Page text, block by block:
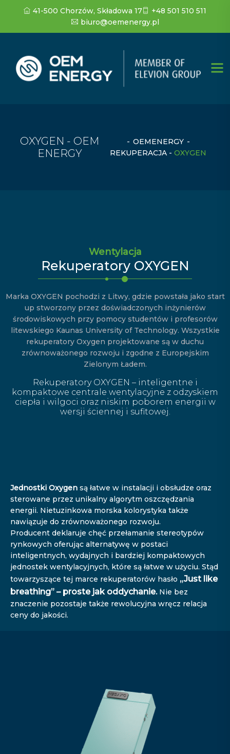
41-500 Chorzów, Składowa 17
+48 501 510 511
biuro@oemenergy.pl
OXYGEN - OEM
ENERGY
- OEMENERGY -
REKUPERACJA -OXYGEN
Wentylacja
Rekuperatory OXYGEN
Marka OXYGEN pochodzi z Litwy, gdzie powstała jako start
up stworzony przez doświadczonych inżynierów
środowiskowych przy pomocy studentów i profesorów
litewskiego Kaunas University of Technology. Wszystkie
rekuperatory Oxygen projektowane są w duchu
zrównoważonego rozwoju i zgodne z Europejskim
Zielonym Ładem.
Rekuperatory OXYGEN – inteligentne i
kompaktowe centrale wentylacyjne z odzyskiem
ciepła i wilgoci oraz niskim poborem energii w
wersji ściennej i sufitowej.
Jednostki Oxygen są łatwe w instalacji i obsłudze oraz
sterowane przez unikalny algorytm oszczędzania
energii. Nietuzinkowa morska kolorystyka także
nawiązuje do zrównoważonego rozwoju.
Producent deklaruje chęć przełamanie stereotypów
rynkowych oferując alternatywę w postaci
inteligentnych, wydajnych i bardziej kompaktowych
jednostek wentylacyjnych, które są łatwe w użyciu. Stąd
towarzyszące tej marce rekuperatorów hasło „Just like
breathing” – proste jak oddychanie.Nie bez
znaczenie pozostaje także rewolucyjna wręcz relacja
ceny do jakości.